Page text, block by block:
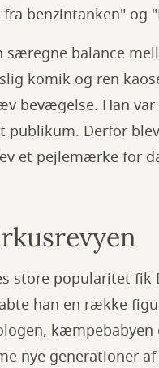
benzintanken" og
balance
komik og ren
bevægelse. Han
Derfor
et pejlemærke for
store popularitet
han en række
kæmpebabyen
nye generationer